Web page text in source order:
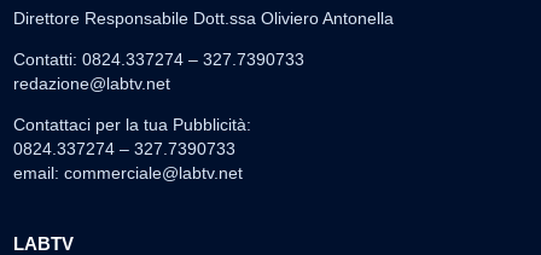
Direttore Responsabile Dott.ssa Oliviero Antonella
Contatti: 0824.337274 – 327.7390733
redazione@labtv.net
Contattaci per la tua Pubblicità:
0824.337274 – 327.7390733
email: commerciale@labtv.net
LABTV